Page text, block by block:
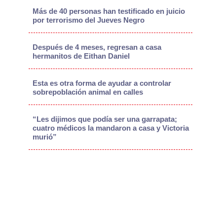
Más de 40 personas han testificado en juicio
por terrorismo del Jueves Negro
Después de 4 meses, regresan a casa
hermanitos de Eithan Daniel
Esta es otra forma de ayudar a controlar
sobrepoblación animal en calles
“Les dijimos que podía ser una garrapata;
cuatro médicos la mandaron a casa y Victoria
murió”